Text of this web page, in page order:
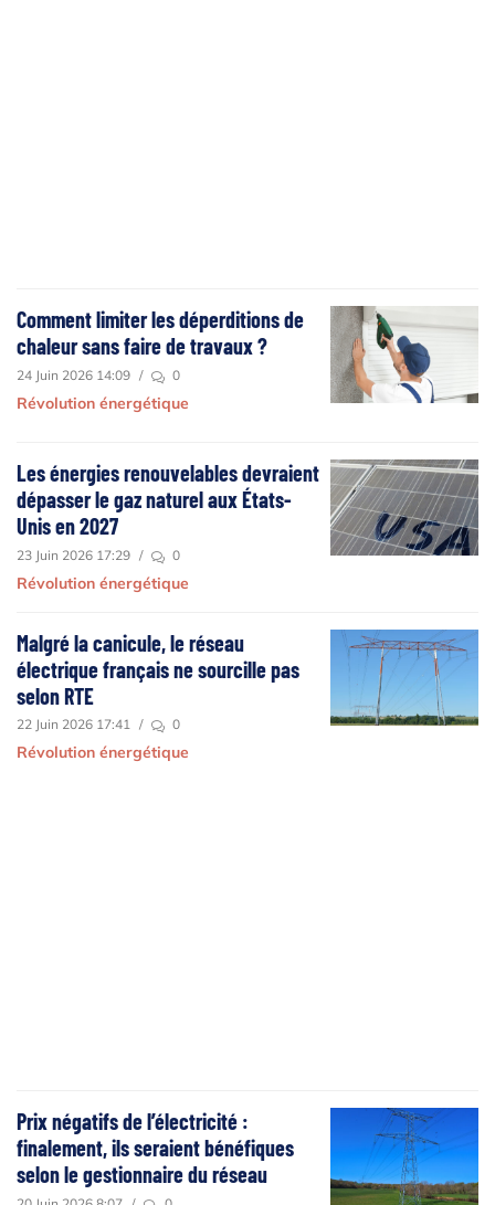
Comment limiter les déperditions de
chaleur sans faire de travaux ?
24 Juin 2026 14:09 / 0
Révolution énergétique
Les énergies renouvelables devraient
dépasser le gaz naturel aux États-
Unis en 2027
23 Juin 2026 17:29 / 0
Révolution énergétique
Malgré la canicule, le réseau
électrique français ne sourcille pas
selon RTE
22 Juin 2026 17:41 / 0
Révolution énergétique
Prix négatifs de l’électricité :
finalement, ils seraient bénéfiques
selon le gestionnaire du réseau